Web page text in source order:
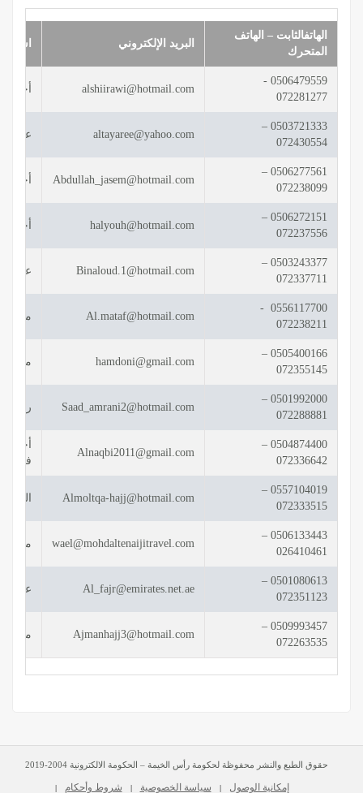
اسم البريد الإلكتروني
الهاتفالثابت – الهاتف
المتحرك
أحمد alshiirawi@hotmail.com
0506479559 -
072281277
altayaree@yahoo.com
0503721333 –
072430554
أحمد Abdullah_jasem@hotmail.com
0506277561 –
072238099
أحمد halyouh@hotmail.com
0506272151 –
072237556
عيسى Binaloud.1@hotmail.com
0503243377 –
072337711
محمد Al.mataf@hotmail.com
0556117700 -
072238211
محمد hamdoni@gmail.com
0505400166 –
072355145
راشد Saad_amrani2@hotmail.com
0501992000 –
072288881
أحمد
فقط )
Alnaqbi2011@gmail.com
0504874400 –
072336642
Almoltqa-hajj@hotmail.com
0557104019 –
072333515
محمد wael@mohdaltenaijitravel.com
0506133443 –
026410461
عادل Al_fajr@emirates.net.ae
0501080613 –
072351123
محمد Ajmanhajj3@hotmail.com
0509993457 –
072263535
حقوق الطبع والنشر محفوظة لحكومة رأس الخيمة – الحكومة الالكترونية 2004-2019
إمكانية الوصول | سياسة الخصوصية | شروط وأحكام |